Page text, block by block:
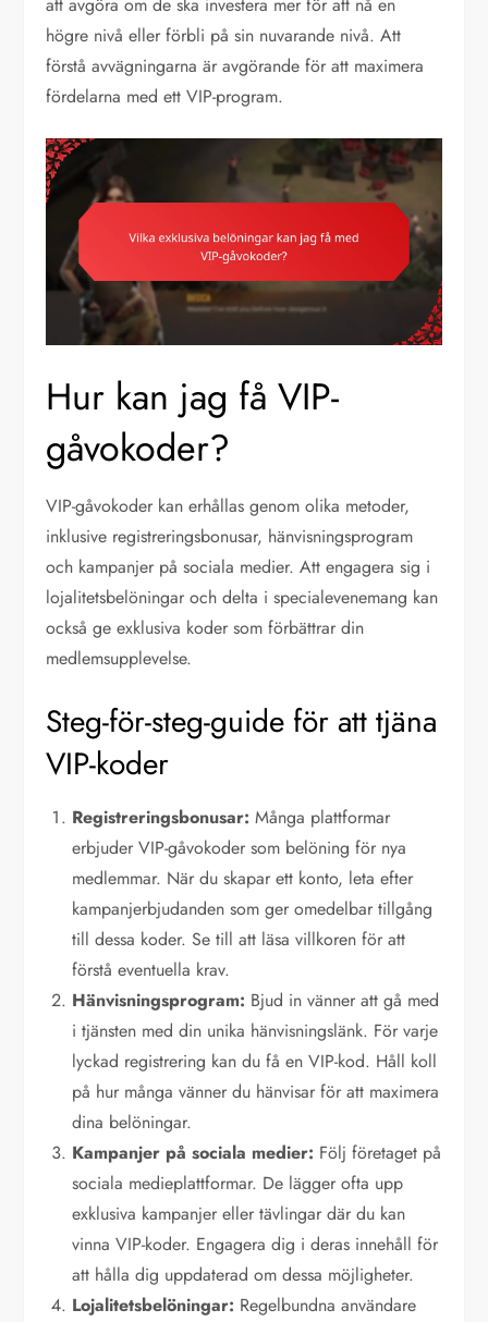
högre nivå eller förbli på sin nuvarande nivå. Att
förstå avvägningarna är avgörande för att maximera
fördelarna med ett VIP-program.
Hur kan jag få VIP-
gåvokoder?
VIP-gåvokoder kan erhållas genom olika metoder,
inklusive registreringsbonusar, hänvisningsprogram
och kampanjer på sociala medier. Att engagera sig i
lojalitetsbelöningar och delta i specialevenemang kan
också ge exklusiva koder som förbättrar din
medlemsupplevelse.
Steg-för-steg-guide för att tjäna
VIP-koder
Registreringsbonusar: Många plattformar
erbjuder VIP-gåvokoder som belöning för nya
medlemmar. När du skapar ett konto, leta efter
kampanjerbjudanden som ger omedelbar tillgång
till dessa koder. Se till att läsa villkoren för att
förstå eventuella krav.
Hänvisningsprogram: Bjud in vänner att gå med
i tjänsten med din unika hänvisningslänk. För varje
lyckad registrering kan du få en VIP-kod. Håll koll
på hur många vänner du hänvisar för att maximera
dina belöningar.
Kampanjer på sociala medier: Följ företaget på
sociala medieplattformar. De lägger ofta upp
exklusiva kampanjer eller tävlingar där du kan
vinna VIP-koder. Engagera dig i deras innehåll för
att hålla dig uppdaterad om dessa möjligheter.
Lojalitetsbelöningar: Regelbundna användare